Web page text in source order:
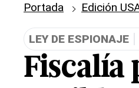
Portada Edición
LEY DE ESPIONAJE
Fiscalía